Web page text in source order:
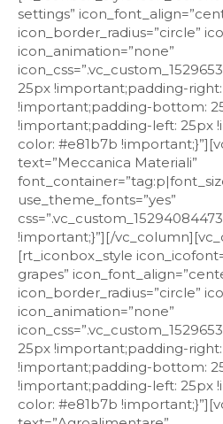
settings”
icon_border_radius=”circle”
icon_animation=”none”
25px !important;padding-
!important;padding-bottom:
!important;padding-left: 25px
color: #e81b7b
text=”Meccanica Materiali”
use_theme_fonts=”yes”
!important;}”][/
[rt_iconbox_style
grapes”
icon_border_radius=”circle”
icon_animation=”none”
25px !important;padding-
!important;padding-bottom:
!important;padding-left: 25px
color: #e81b7b